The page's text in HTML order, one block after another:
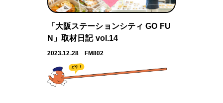
「大阪ステーションシティ GO FU
N」取材日記 vol.14
2023.12.28 FM802
どや！